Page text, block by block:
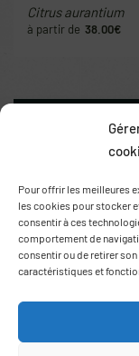
Pour offrir les meilleures
les cookies pour stocker
consentir à ces
comportement de
consentir ou de retirer
caractéristiques et
Citrus aurantium
38.00€